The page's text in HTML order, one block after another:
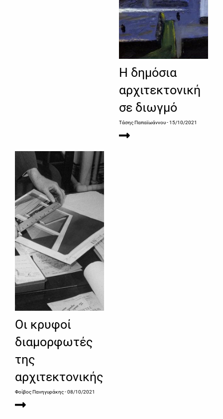
Η δημόσια
αρχιτεκτονική
σε διωγμό
Τάσης Παπαϊωάννου- 15/10/2021
Οι κρυφοί
διαμορφωτές
της
αρχιτεκτονικής
Φοίβος Πανηγυράκης- 08/10/2021